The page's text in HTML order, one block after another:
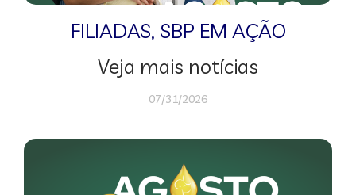
FILIADAS, SBP EM AÇÃO
Veja mais notícias
07/31/2026